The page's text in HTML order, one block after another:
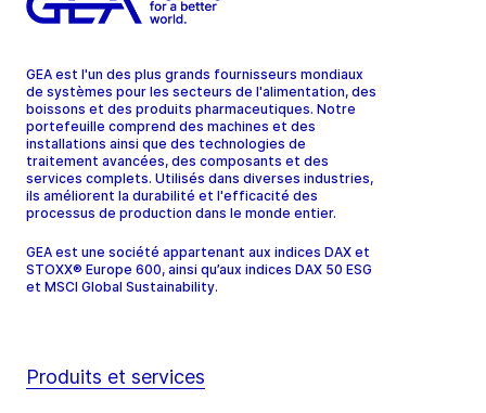
GEA est l'un des plus grands fournisseurs mondiaux
de systèmes pour les secteurs de l'alimentation, des
boissons et des produits pharmaceutiques. Notre
portefeuille comprend des machines et des
installations ainsi que des technologies de
traitement avancées, des composants et des
services complets. Utilisés dans diverses industries,
ils améliorent la durabilité et l'efficacité des
processus de production dans le monde entier.
GEA est une société appartenant aux indices DAX et
STOXX® Europe 600, ainsi qu’aux indices DAX 50 ESG
et MSCI Global Sustainability.
Produits et services